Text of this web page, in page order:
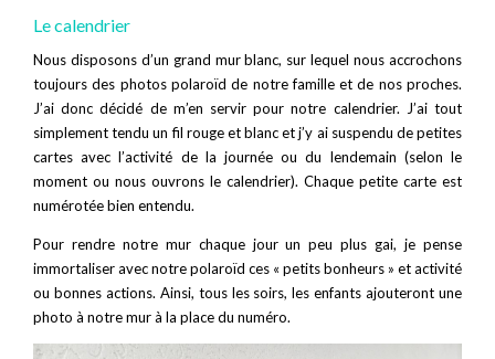
Le calendrier
Nous disposons d’un grand mur blanc, sur lequel nous accrochons
toujours des photos polaroïd de notre famille et de nos proches.
J’ai donc décidé de m’en servir pour notre calendrier. J’ai tout
simplement tendu un fil rouge et blanc et j’y ai suspendu de petites
cartes avec l’activité de la journée ou du lendemain (selon le
moment ou nous ouvrons le calendrier). Chaque petite carte est
numérotée bien entendu.
Pour rendre notre mur chaque jour un peu plus gai, je pense
immortaliser avec notre polaroïd ces « petits bonheurs » et activité
ou bonnes actions. Ainsi, tous les soirs, les enfants ajouteront une
photo à notre mur à la place du numéro.